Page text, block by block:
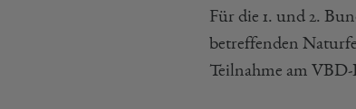
Für die 1. und 2.
betreffenden
Teilnahme am VBD-